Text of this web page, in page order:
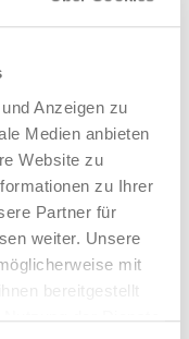
Anzeigen zu
Medien anbieten
Website zu
zu Ihrer
Partner für
weiter. Unsere
mit
bereitgestellt
der Dienste
Mail oder